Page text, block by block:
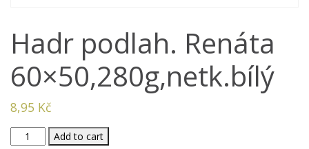
Hadr podlah. Renáta
60×50,280g,netk.bílý
8,95 Kč
Hadr
Add to cart